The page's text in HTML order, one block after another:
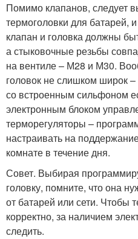
Помимо клапанов, следует
термоголовки для батарей,
клапан и головка должны
а стыковочные резьбы
на вентиле – М28 и М30.
головок не слишком широк
со встроенным сильфоном
электронным блоком
терморегуляторы –
настраивать на
комнате в течение дня.
Совет. Выбирая
головку, помните, что она
от батарей или сети. Чтобы
корректно, за наличием
следить.